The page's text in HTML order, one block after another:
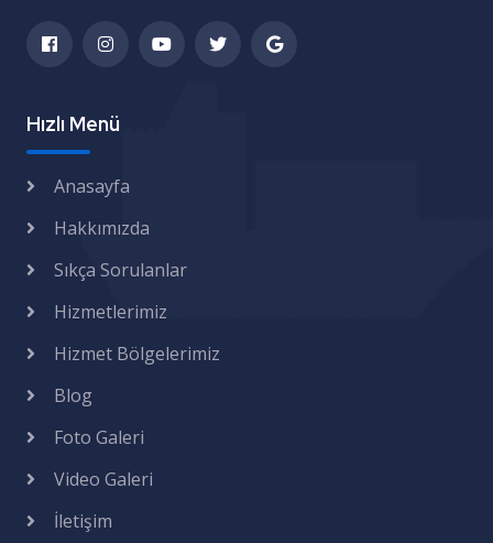
Hızlı Menü
Anasayfa
Hakkımızda
Sıkça Sorulanlar
Hizmetlerimiz
Hizmet Bölgelerimiz
Blog
Foto Galeri
Video Galeri
İletişim